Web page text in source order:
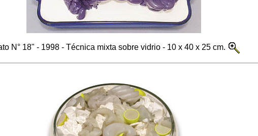
N° 18" - 1998 - Técnica mixta sobre vidrio - 10 x 40 x 25 cm.